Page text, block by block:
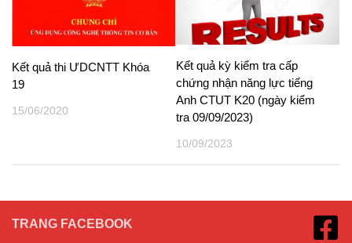
Kết quả thi ƯDCNTT Khóa
19
15/06/2020
Kết quả kỳ kiểm tra cấp
chứng nhận năng lực tiếng
Anh CTUT K20 (ngày kiểm
tra 09/09/2023)
10/09/2023
TRANG FACEBOOK